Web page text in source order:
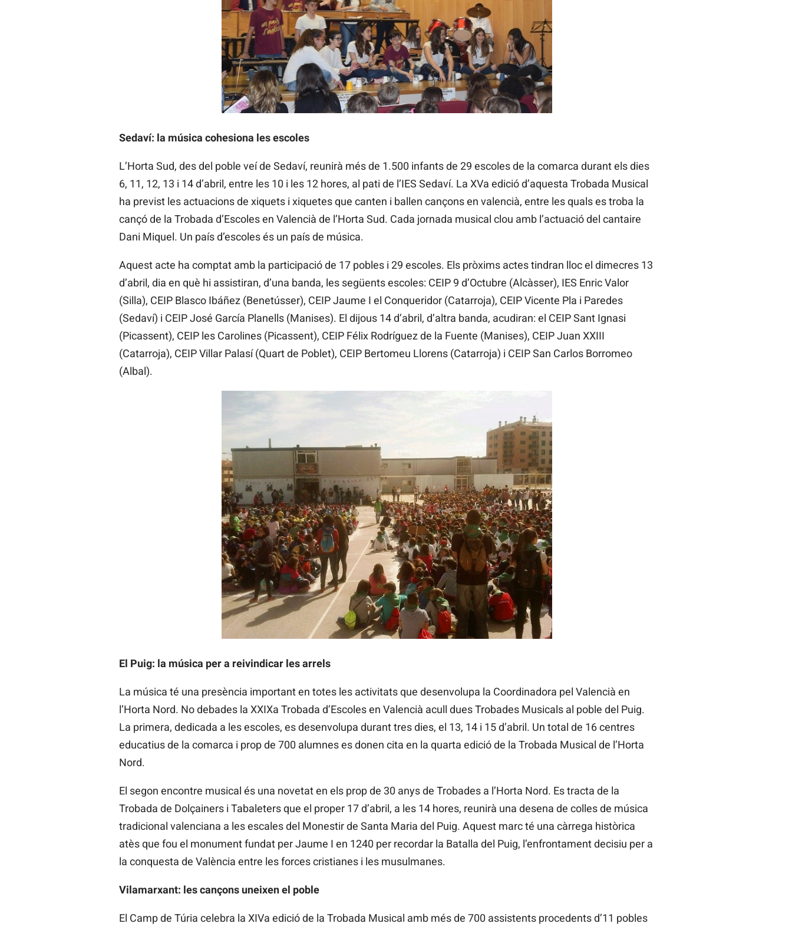
Sedaví: la música cohesiona les escoles
L’Horta Sud, des del poble veí de Sedaví, reunirà més de 1.500 infants de 29 escoles de la comarca durant els dies
6, 11, 12, 13 i 14 d’abril, entre les 10 i les 12 hores, al pati de l’IES Sedaví. La XVa edició d’aquesta Trobada Musical
ha previst les actuacions de xiquets i xiquetes que canten i ballen cançons en valencià, entre les quals es troba la
cançó de la Trobada d’Escoles en Valencià de l’Horta Sud. Cada jornada musical clou amb l’actuació del cantaire
Dani Miquel. Un país d’escoles és un país de música.
Aquest acte ha comptat amb la participació de 17 pobles i 29 escoles. Els pròxims actes tindran lloc el dimecres 13
d’abril, dia en què hi assistiran, d’una banda, les següents escoles: CEIP 9 d’Octubre (Alcàsser), IES Enric Valor
(Silla), CEIP Blasco Ibáñez (Benetússer), CEIP Jaume I el Conqueridor (Catarroja), CEIP Vicente Pla i Paredes
(Sedaví) i CEIP José García Planells (Manises). El dijous 14 d’abril, d’altra banda, acudiran: el CEIP Sant Ignasi
(Picassent), CEIP les Carolines (Picassent), CEIP Félix Rodríguez de la Fuente (Manises), CEIP Juan XXIII
(Catarroja), CEIP Villar Palasí (Quart de Poblet), CEIP Bertomeu Llorens (Catarroja) i CEIP San Carlos Borromeo
(Albal).
El Puig: la música per a reivindicar les arrels
La música té una presència important en totes les activitats que desenvolupa la Coordinadora pel Valencià en
l’Horta Nord. No debades la XXIXa Trobada d’Escoles en Valencià acull dues Trobades Musicals al poble del Puig.
La primera, dedicada a les escoles, es desenvolupa durant tres dies, el 13, 14 i 15 d’abril. Un total de 16 centres
educatius de la comarca i prop de 700 alumnes es donen cita en la quarta edició de la Trobada Musical de l’Horta
Nord.
El segon encontre musical és una novetat en els prop de 30 anys de Trobades a l’Horta Nord. Es tracta de la
Trobada de Dolçainers i Tabaleters que el proper 17 d’abril, a les 14 hores, reunirà una desena de colles de música
tradicional valenciana a les escales del Monestir de Santa Maria del Puig. Aquest marc té una càrrega històrica
atès que fou el monument fundat per Jaume I en 1240 per recordar la Batalla del Puig, l’enfrontament decisiu per a
la conquesta de València entre les forces cristianes i les musulmanes.
Vilamarxant: les cançons uneixen el poble
El Camp de Túria celebra la XIVa edició de la Trobada Musical amb més de 700 assistents procedents d’11 pobles